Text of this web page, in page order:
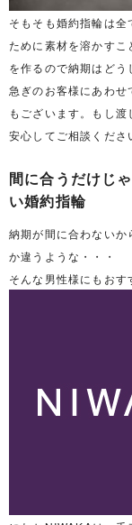
そもそも婚約指輪は
ために素材を溶かす
を作るので納期はど
急ぎのお客様にあわせ
もございます。もし渡
安心してご相談くださ
間に合うだけじ
い婚約指輪
納期が間に合わないか
か違うような・・・
そんな男性様にもおす